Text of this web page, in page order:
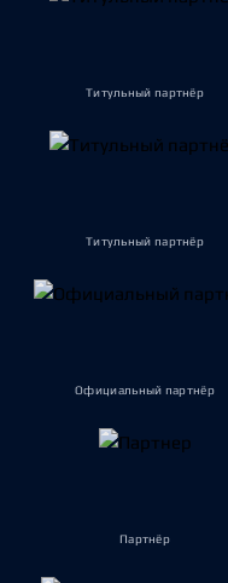
Титульный партнёр
Титульный партнёр
Официальный партнёр
Партнёр